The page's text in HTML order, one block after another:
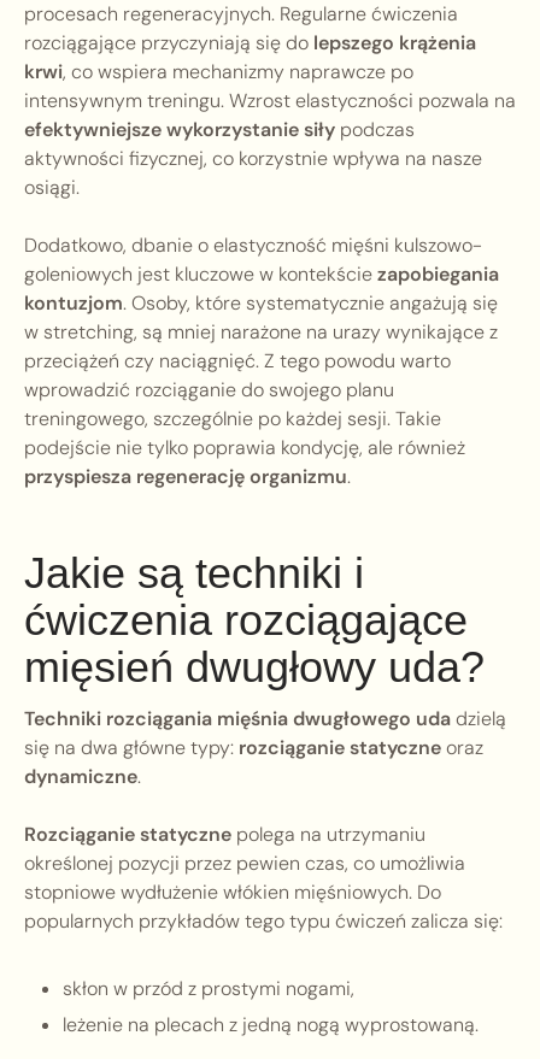
procesach regeneracyjnych. Regularne ćwiczenia
rozciągające przyczyniają się do lepszego krążenia
krwi, co wspiera mechanizmy naprawcze po
intensywnym treningu. Wzrost elastyczności pozwala na
efektywniejsze wykorzystanie siły podczas
aktywności fizycznej, co korzystnie wpływa na nasze
osiągi.
Dodatkowo, dbanie o elastyczność mięśni kulszowo-
goleniowych jest kluczowe w kontekściezapobiegania
kontuzjom. Osoby, które systematycznie angażują się
w stretching, są mniej narażone na urazy wynikające z
przeciążeń czy naciągnięć. Z tego powodu warto
wprowadzić rozciąganie do swojego planu
treningowego, szczególnie po każdej sesji. Takie
podejście nie tylko poprawia kondycję, ale również
przyspiesza regenerację organizmu.
Jakie są techniki i
ćwiczenia rozciągające
mięsień dwugłowy uda?
Techniki rozciągania mięśnia dwugłowego udadzielą
się na dwa główne typy: rozciąganie statyczneoraz
dynamiczne.
Rozciąganie statyczne polega na utrzymaniu
określonej pozycji przez pewien czas, co umożliwia
stopniowe wydłużenie włókien mięśniowych. Do
popularnych przykładów tego typu ćwiczeń zalicza się:
skłon w przód z prostymi nogami,
leżenie na plecach z jedną nogą wyprostowaną.